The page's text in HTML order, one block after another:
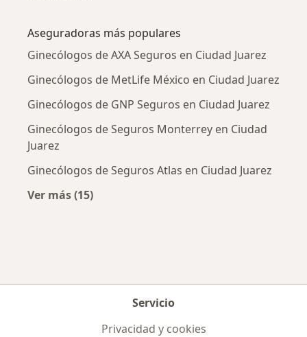
Aseguradoras más populares
Ginecólogos de AXA Seguros en Ciudad Juarez
Ginecólogos de MetLife México en Ciudad Juarez
Ginecólogos de GNP Seguros en Ciudad Juarez
Ginecólogos de Seguros Monterrey en Ciudad
Juarez
Ginecólogos de Seguros Atlas en Ciudad Juarez
Ver más (15)
Servicio
Privacidad y cookies